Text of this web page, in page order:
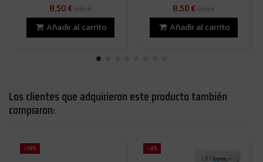
8,50 €8,88 €
Añadir al carrito
8,50 €8,88 €
Añadir al carrito
Los clientes que adquirieron este producto también
compraron:
-19% -4%